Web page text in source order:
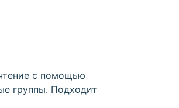
с помощью
группы. Подходит